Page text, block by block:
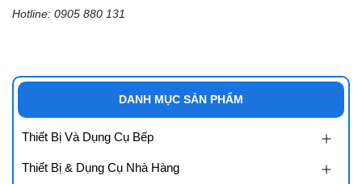
Hotline: 0905 880 131
DANH MỤC SẢN PHẨM
Thiết Bị Và Dụng Cụ Bếp
Thiết Bị & Dụng Cụ Nhà Hàng